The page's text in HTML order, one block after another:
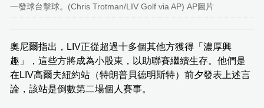
一發球台擊球。(Chris Trotman/LIV Golf via AP) AP圖片
奧尼爾指出，LIV正從超過十多個其他方獲得「濃厚興
趣」，這些方將成為小股東，以助聯賽繼續生存。他們是
在LIV高爾夫紐約站（特朗普貝德明斯特）前夕發表上述言
論，該站是倒數第二場個人賽事。